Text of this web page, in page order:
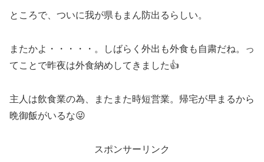
ところで、ついに我が県もまん防出るらしい。
またかよ・・・・・。しばらく外出も外食も自粛だね。っ
てことで昨夜は外食納めしてきました👍
主人は飲食業の為、またまた時短営業。帰宅が早まるから
晩御飯がいるな😜
スポンサーリンク